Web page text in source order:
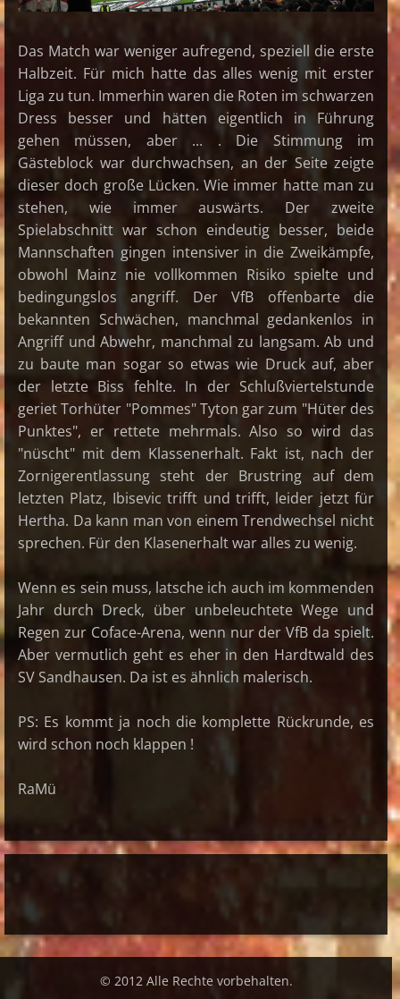
Das Match war weniger aufregend, speziell die erste
Halbzeit. Für mich hatte das alles wenig mit erster
Liga zu tun. Immerhin waren die Roten im schwarzen
Dress besser und hätten eigentlich in Führung
gehen müssen, aber ... . Die Stimmung im
Gästeblock war durchwachsen, an der Seite zeigte
dieser doch große Lücken. Wie immer hatte man zu
stehen, wie immer auswärts. Der zweite
Spielabschnitt war schon eindeutig besser, beide
Mannschaften gingen intensiver in die Zweikämpfe,
obwohl Mainz nie vollkommen Risiko spielte und
bedingungslos angriff. Der VfB offenbarte die
bekannten Schwächen, manchmal gedankenlos in
Angriff und Abwehr, manchmal zu langsam. Ab und
zu baute man sogar so etwas wie Druck auf, aber
der letzte Biss fehlte. In der Schlußviertelstunde
geriet Torhüter "Pommes" Tyton gar zum "Hüter des
Punktes", er rettete mehrmals. Also so wird das
"nüscht" mit dem Klassenerhalt. Fakt ist, nach der
Zornigerentlassung steht der Brustring auf dem
letzten Platz, Ibisevic trifft und trifft, leider jetzt für
Hertha. Da kann man von einem Trendwechsel nicht
sprechen. Für den Klasenerhalt war alles zu wenig.
Wenn es sein muss, latsche ich auch im kommenden
Jahr durch Dreck, über unbeleuchtete Wege und
Regen zur Coface-Arena, wenn nur der VfB da spielt.
Aber vermutlich geht es eher in den Hardtwald des
SV Sandhausen. Da ist es ähnlich malerisch.
PS: Es kommt ja noch die komplette Rückrunde, es
wird schon noch klappen !
RaMü
© 2012 Alle Rechte vorbehalten.